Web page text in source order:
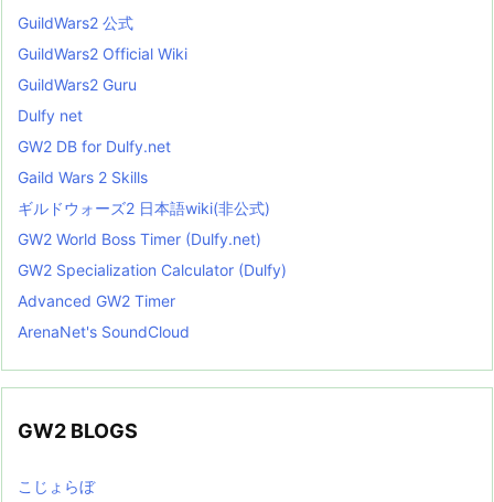
GuildWars2 公式
GuildWars2 Official Wiki
GuildWars2 Guru
Dulfy net
GW2 DB for Dulfy.net
Gaild Wars 2 Skills
ギルドウォーズ2 日本語wiki(非公式)
GW2 World Boss Timer (Dulfy.net)
GW2 Specialization Calculator (Dulfy)
Advanced GW2 Timer
ArenaNet's SoundCloud
GW2 BLOGS
こじょらぼ